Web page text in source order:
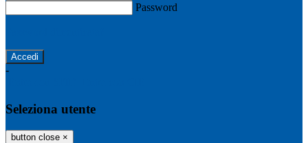
Password
-
Seleziona utente
button close ×